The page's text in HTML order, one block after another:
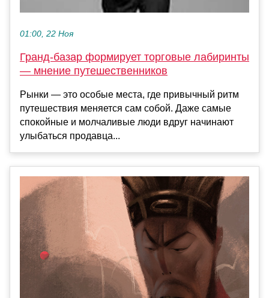
01:00, 22 Ноя
Гранд-базар формирует торговые лабиринты
— мнение путешественников
Рынки — это особые места, где привычный ритм
путешествия меняется сам собой. Даже самые
спокойные и молчаливые люди вдруг начинают
улыбаться продавца...